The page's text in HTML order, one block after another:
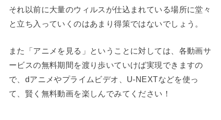
それ以前に大量のウィルスが仕込まれている場所に堂々
と立ち入っていくのはあまり得策ではないでしょう。
また「アニメを見る」ということに対しては、各動画サ
ービスの無料期間を渡り歩いていけば実現できますの
で、dアニメやプライムビデオ、U-NEXTなどを使っ
て、賢く無料動画を楽しんでみてください！